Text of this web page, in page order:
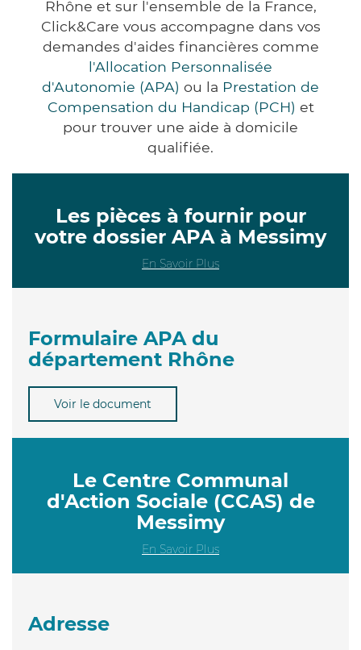
Rhône et sur l'ensemble de la France,
Click&Care vous accompagne dans vos
demandes d'aides financières comme
l'Allocation Personnalisée
d'Autonomie (APA) ou la Prestation de
Compensation du Handicap (PCH) et
pour trouver une aide à domicile
qualifiée.
Les pièces à fournir pour
votre dossier APA à Messimy
En Savoir Plus
Formulaire APA du
département Rhône
Voir le document
Le Centre Communal
d'Action Sociale (CCAS) de
Messimy
En Savoir Plus
Adresse